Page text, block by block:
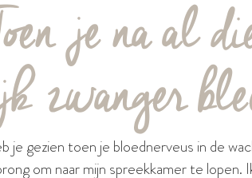
je na al
zwanger
je gezien toen je bloednerveus in de
om naar mijn spreekkamer te